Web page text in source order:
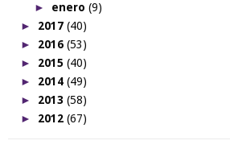
► enero (9)
► 2017 (40)
► 2016 (53)
► 2015 (40)
► 2014 (49)
► 2013 (58)
► 2012 (67)